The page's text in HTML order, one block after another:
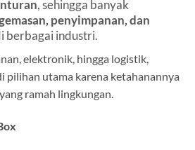
, sehingga banyak
penyimpanan, dan
berbagai industri.
elektronik, hingga logistik,
pilihan utama karena ketahanannya
ramah lingkungan.